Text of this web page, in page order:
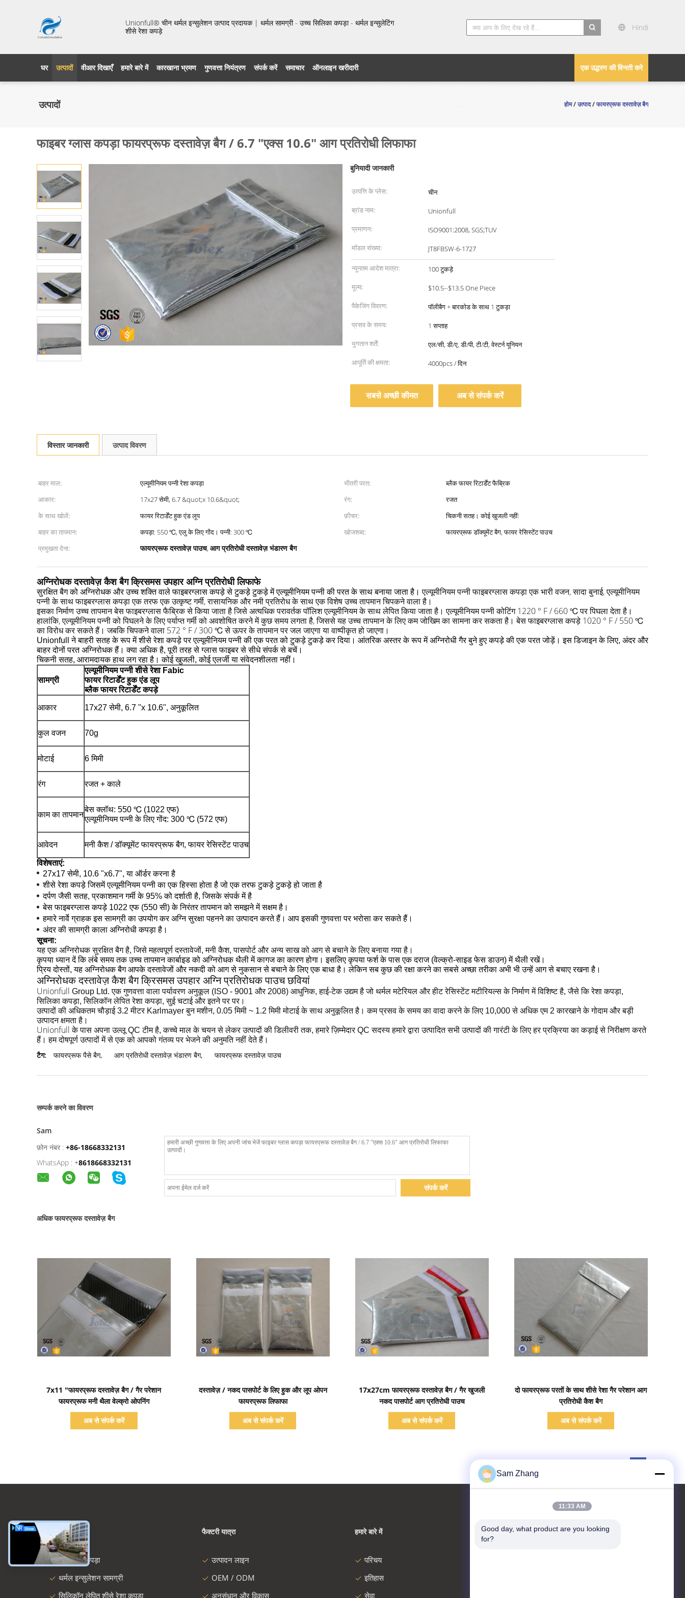
Unionfull® चीन थर्मल इन्सुलेशन उत्पाद प्रदायक | थर्मल सामग्री - उच्च सिलिका कपड़ा - थर्मल इन्सुलेटिंग
शीसे रेशा कपड़े
Hindi
एक उद्धरण की विनती करे
घर उत्पादों वीआर दिखाएँ हमारे बारे में कारखाना भ्रमण गुणवत्ता नियंत्रण संपर्क करें समाचार ऑनलाइन खरीदारी
उत्पादों होम/उत्पाद/फायरप्रूफ दस्तावेज़ बैग
फाइबर ग्लास कपड़ा फायरप्रूफ दस्तावेज़ बैग / 6.7 "एक्स 10.6" आग प्रतिरोधी लिफाफा
बुनियादी जानकारी
उत्पत्ति के प्लेस:
चीन
ब्रांड नाम:
Unionfull
प्रमाणन:
ISO9001:2008, SGS;TUV
मॉडल संख्या:
JT8FBSW-6-1727
न्यूनतम आदेश मात्रा:
100 टुकड़े
मूल्य:
$10.5--$13.5 One Piece
पैकेजिंग विवरण:
पॉलीबैग + बारकोड के साथ 1 टुकड़ा
प्रसव के समय:
1 सप्ताह
भुगतान शर्तें:
एल/सी, डी/ए, डी/पी, टी/टी, वेस्टर्न यूनियन
आपूर्ति की क्षमता:
4000pcs / दिन
सबसे अच्छी कीमत अब से संपर्क करें
विस्तार जानकारी उत्पाद विवरण
बाहर माल: एल्यूमीनियम पन्नी रेशा कपड़ा भीतरी परत:
ब्लैक फायर रिटार्डेंट फैब्रिक
आकार:
17x27 सेमी, 6.7 &quot;x 10.6&quot; रंग:
रजत
के साथ खोलें:
फायर रिटार्डेंट हुक एंड लूप फ़ीचर:
चिकनी सतह। कोई खुजली नहीं!
बाहर का तापमान:
कपड़ा: 550 ℃, एलु के लिए गोंद। पन्नी: 300 ℃ खोजशब्द:
फायरप्रूफ डॉक्यूमेंट बैग, फायर रेसिस्टेंट पाउच
प्रमुखता देना:
फायरप्रूफ दस्तावेज़ पाउच, आग प्रतिरोधी दस्तावेज़ भंडारण बैग
अग्निरोधक दस्तावेज़ कैश बैग क्रिसमस उपहार अग्नि प्रतिरोधी लिफाफे
सुरक्षित बैग को अग्निरोधक और उच्च शक्ति वाले फाइबरग्लास कपड़े से टुकड़े टुकड़े में एल्यूमीनियम पन्नी की परत के साथ बनाया जाता है। एल्यूमीनियम पन्नी फाइबरग्लास कपड़ा एक भारी वजन, सादा बुनाई, एल्यूमीनियम
पन्नी के साथ फाइबरग्लास कपड़ा एक तरफ एक उत्कृष्ट गर्मी, रासायनिक और नमी प्रतिरोध के साथ एक विशेष उच्च तापमान चिपकने वाला है।
इसका निर्माण उच्च तापमान बेस फाइबरग्लास फैब्रिक से किया जाता है जिसे अत्यधिक परावर्तक पॉलिश एल्यूमीनियम के साथ लेपित किया जाता है। एल्यूमीनियम पन्नी कोटिंग 1220 ° F / 660 ℃ पर पिघला देता है।
हालांकि, एल्यूमीनियम पन्नी को पिघलने के लिए पर्याप्त गर्मी को अवशोषित करने में कुछ समय लगता है, जिससे यह उच्च तापमान के लिए कम जोखिम का सामना कर सकता है। बेस फाइबरग्लास कपड़े 1020 ° F / 550 ℃
का विरोध कर सकते हैं। जबकि चिपकने वाला 572 ° F / 300 ℃ से ऊपर के तापमान पर जल जाएगा या वाष्पीकृत हो जाएगा।
Unionfull ने बाहरी सतह के रूप में शीसे रेशा कपड़े पर एल्यूमीनियम पन्नी की एक परत को टुकड़े टुकड़े कर दिया। आंतरिक अस्तर के रूप में अग्निरोधी गैर बुने हुए कपड़े की एक परत जोड़ें। इस डिजाइन के लिए, अंदर और
बाहर दोनों परत अग्निरोधक हैं। क्या अधिक है, पूरी तरह से ग्लास फाइबर से सीधे संपर्क से बचें।
चिकनी सतह, आरामदायक हाथ लग रहा है। कोई खुजली, कोई एलर्जी या संवेदनशीलता नहीं।
सामग्री
एल्यूमीनियम पन्नी शीसे रेशा Fabic
फायर रिटार्डेंट हुक एंड लूप
ब्लैक फायर रिटार्डेंट कपड़े
आकार 17x27 सेमी, 6.7 "x 10.6", अनुकूलित
कुल वजन 70g
मोटाई 6 मिमी
रंग रजत + काले
काम का तापमान
बेस क्लॉथ: 550 ℃ (1022 एफ)
एल्यूमीनियम पन्नी के लिए गोंद: 300 ℃ (572 एफ)
आवेदन मनी कैश / डॉक्यूमेंट फायरप्रूफ बैग, फायर रेसिस्टेंट पाउच
विशेषताएं:
27x17 सेमी, 10.6 "x6.7", या ऑर्डर करना है
शीसे रेशा कपड़े जिसमें एल्यूमीनियम पन्नी का एक हिस्सा होता है जो एक तरफ टुकड़े टुकड़े हो जाता है
दर्पण जैसी सतह, प्रकाशमान गर्मी के 95% को दर्शाती है, जिसके संपर्क में है
बेस फाइबरग्लास कपड़े 1022 एफ (550 सी) के निरंतर तापमान को समझने में सक्षम है।
हमारे नार्वे ग्राहक इस सामग्री का उपयोग कर अग्नि सुरक्षा पहनने का उत्पादन करते हैं। आप इसकी गुणवत्ता पर भरोसा कर सकते हैं।
अंदर की सामग्री काला अग्निरोधी कपड़ा है।
सूचना:
यह एक अग्निरोधक सुरक्षित बैग है, जिसे महत्वपूर्ण दस्तावेजों, मनी कैश, पासपोर्ट और अन्य साख को आग से बचाने के लिए बनाया गया है।
कृपया ध्यान दें कि लंबे समय तक उच्च तापमान कार्बाइड को अग्निरोधक थैली में कागज का कारण होगा। इसलिए कृपया फर्श के पास एक दराज (वेल्क्रो-साइड फेस डाउन) में थैली रखें।
प्रिय दोस्तों, यह अग्निरोधक बैग आपके दस्तावेजों और नकदी को आग से नुकसान से बचाने के लिए एक बाधा है। लेकिन सब कुछ की रक्षा करने का सबसे अच्छा तरीका अभी भी उन्हें आग से बचाए रखना है।
अग्निरोधक दस्तावेज़ कैश बैग क्रिसमस उपहार अग्नि प्रतिरोधक पाउच छवियां
Unionfull Group Ltd. एक गुणवत्ता वाला पर्यावरण अनुकूल (ISO - 9001 और 2008) आधुनिक, हाई-टेक उद्यम है जो थर्मल मटेरियल और हीट रेसिस्टेंट मटीरियल्स के निर्माण में विशिष्ट है, जैसे कि रेशा कपड़ा,
सिलिका कपड़ा, सिलिकॉन लेपित रेशा कपड़ा, सुई चटाई और इतने पर पर।
उत्पादों की अधिकतम चौड़ाई 3.2 मीटर Karlmayer बुन मशीन, 0.05 मिमी ~ 1.2 मिमी मोटाई के साथ अनुकूलित है। कम प्रसव के समय का वादा करने के लिए 10,000 से अधिक एम 2 कारखाने के गोदाम और बड़ी
उत्पादन क्षमता है।
Unionfull के पास अपना उल्लू QC टीम है, कच्चे माल के चयन से लेकर उत्पादों की डिलीवरी तक, हमारे ज़िम्मेदार QC सदस्य हमारे द्वारा उत्पादित सभी उत्पादों की गारंटी के लिए हर प्रक्रिया का कड़ाई से निरीक्षण करते
हैं। हम दोषपूर्ण उत्पादों में से एक को आपको गंतव्य पर भेजने की अनुमति नहीं देते हैं।
टैग: फायरप्रूफ पैसे बैग, आग प्रतिरोधी दस्तावेज़ भंडारण बैग, फायरप्रूफ दस्तावेज़ पाउच
सम्पर्क करने का विवरण
Sam
फ़ोन नंबर : +86-18668332131
WhatsApp : +8618668332131
संपर्क करें
अधिक फायरप्रूफ दस्तावेज़ बैग
प्रदर्शन का विवरण
7x11 "फायरप्रूफ दस्तावेज़ बैग / गैर परेशान
फायरप्रूफ मनी थैला वेल्क्रो ओपनिंग
अब से संपर्क करें
प्रदर्शन का विवरण
दस्तावेज़ / नकद पासपोर्ट के लिए हुक और लूप ओपन
फायरप्रूफ लिफाफा
अब से संपर्क करें
प्रदर्शन का विवरण
17x27cm फायरप्रूफ दस्तावेज़ बैग / गैर खुजली
नकद पासपोर्ट आग प्रतिरोधी पाउच
अब से संपर्क करें
प्रदर्शन का विवरण
दो फायरप्रूफ परतों के साथ शीसे रेशा गैर परेशान आग
प्रतिरोधी कैश बैग
अब से संपर्क करें
श्रेणियाँ
शीसे रेशा कपड़ा
थर्मल इन्सुलेशन सामग्री
सिलिकॉन लेपित शीसे रेशा कपड़ा
फैक्टरी यात्रा
उत्पादन लाइन
OEM / ODM
अनुसंधान और विकास
हमारे बारे में
परिचय
इतिहास
सेवा
हमसे संपर्क करें
Sam Zhang
11:33 AM
Good day, what product are you looking
for?